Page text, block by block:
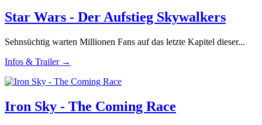
Star Wars - Der Aufstieg Skywalkers
Sehnsüchtig warten Millionen Fans auf das letzte Kapitel dieser...
Infos & Trailer →
Iron Sky - The Coming Race